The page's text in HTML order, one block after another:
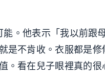
。他表示「我以前跟
是不肯收。衣服都是修
。看在兒子眼裡真的很